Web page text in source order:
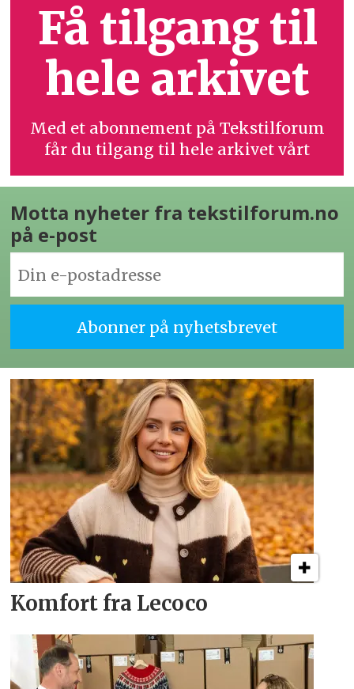
Få tilgang til
hele arkivet
Med et abonnement på Tekstilforum
får du tilgang til hele arkivet vårt
Motta nyheter fra tekstilforum.no
på e-post
Komfort fra Lecoco